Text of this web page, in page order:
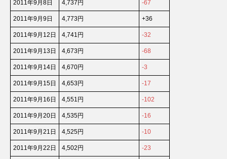
2011年9月8日 4,737円 -67
2011年9月9日 4,773円 +36
2011年9月12日 4,741円 -32
2011年9月13日 4,673円 -68
2011年9月14日 4,670円 -3
2011年9月15日 4,653円 -17
2011年9月16日 4,551円 -102
2011年9月20日 4,535円 -16
2011年9月21日 4,525円 -10
2011年9月22日 4,502円 -23